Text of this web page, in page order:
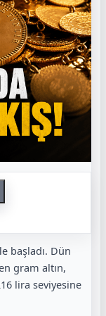
başladı. Dün
gram altın,
lira seviyesine